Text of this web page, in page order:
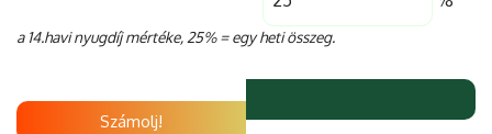
a 14.havi nyugdíj mértéke, 25% = egy heti összeg.
Számolj!